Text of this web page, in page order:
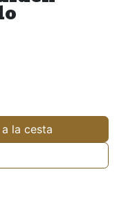
la cesta